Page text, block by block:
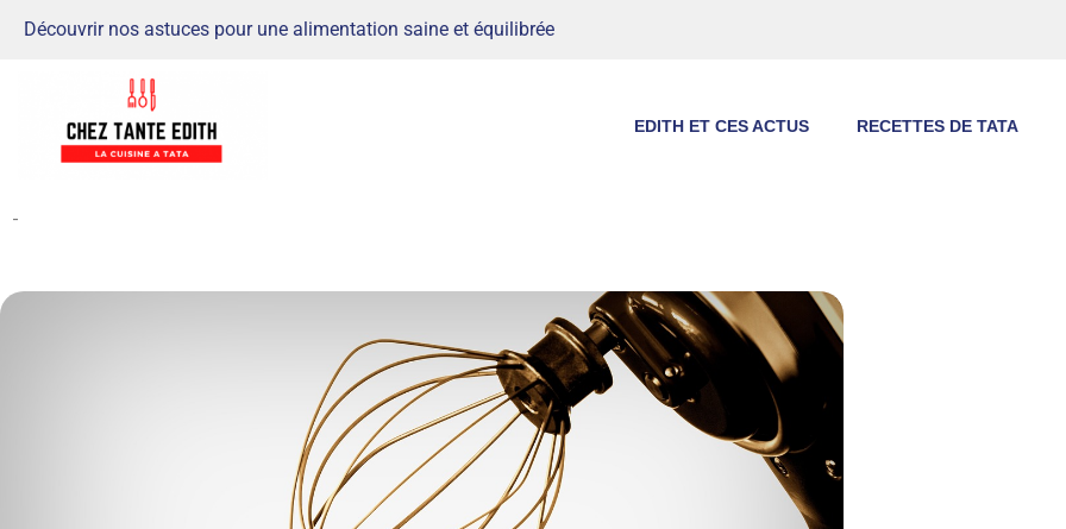
Découvrir nos astuces pour une alimentation saine et équilibrée
EDITH ET CES ACTUS RECETTES DE TATA
-